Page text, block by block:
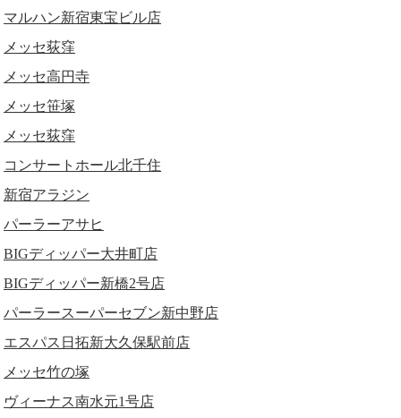
マルハン新宿東宝ビル店
メッセ荻窪
メッセ高円寺
メッセ笹塚
メッセ荻窪
コンサートホール北千住
新宿アラジン
パーラーアサヒ
BIGディッパー大井町店
BIGディッパー新橋2号店
パーラースーパーセブン新中野店
エスパス日拓新大久保駅前店
メッセ竹の塚
ヴィーナス南水元1号店